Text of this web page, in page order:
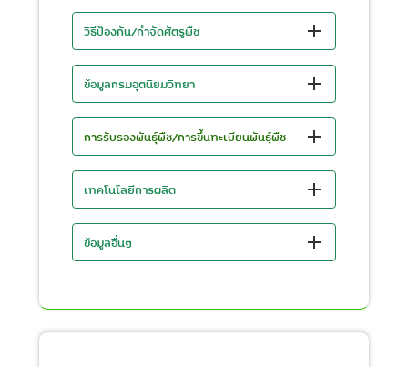
วิธีป้องกัน/กำจัดศัตรูพืช
ข้อมูลกรมอุตนิยมวิทยา
การรับรองพันธุ์พืช/การขึ้นทะเบียนพันธุ์พืช
เทคโนโลยีการผลิต
ข้อมูลอื่นๆ